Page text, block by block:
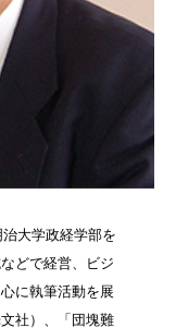
大学政経学部を
どで経営、ビジ
に執筆活動を展
社）、「団塊難